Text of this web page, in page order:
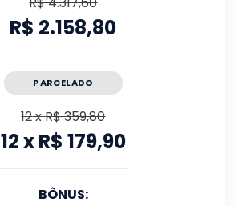
R$ 2.158,80
PARCELADO
12xR$ 359,80
12xR$ 179,90
BÔNUS: